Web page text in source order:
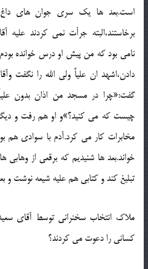
است.بعد ها يک سري جوان هاي
برخاستند،البته جرأت نمي کردند
نامي بود که من پيش او درس خوانده
دادن،اشهد ان علياً ولي الله را نگفت
گفت:«چرا در مسجد من اذان بدون
چيست که مي کنيد؟»و او هم رفت و
مخابرات کار مي کرد.آدم با سوادي
خواند.بعد ها شنيديم که برقعي از
تبليغ کند و کتابي هم عليه شيعه نوشت و
ملاک انتخاب سخنراني توسط آقاي
کساني را دعوت مي کردند؟